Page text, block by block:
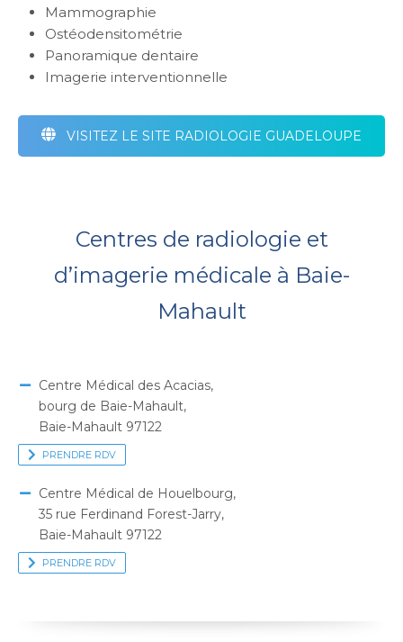
Mammographie
Ostéodensitométrie
Panoramique dentaire
Imagerie interventionnelle
VISITEZ LE SITE RADIOLOGIE GUADELOUPE
Centres de radiologie et
d’imagerie médicale à Baie-
Mahault
Centre Médical des Acacias,
bourg de Baie-Mahault,
Baie-Mahault 97122
PRENDRE RDV
Centre Médical de Houelbourg,
35 rue Ferdinand Forest-Jarry,
Baie-Mahault 97122
PRENDRE RDV